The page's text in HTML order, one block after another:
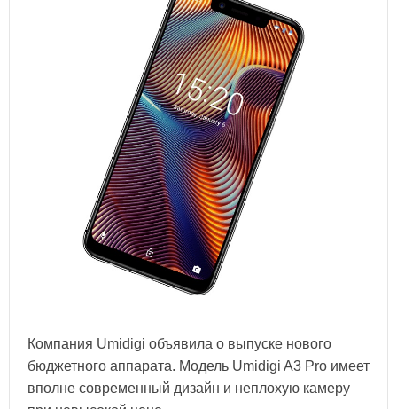
Компания Umidigi объявила о выпуске нового
бюджетного аппарата. Модель Umidigi A3 Pro имеет
вполне современный дизайн и неплохую камеру